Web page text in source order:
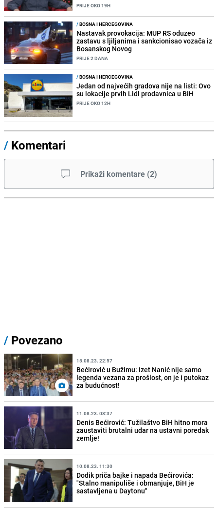
PRIJE OKO 19H
/BOSNA I HERCEGOVINA
Nastavak provokacija: MUP RS oduzeo
zastavu s ljiljanima i sankcionisao vozača iz
Bosanskog Novog
PRIJE 2 DANA
/BOSNA I HERCEGOVINA
Jedan od najvećih gradova nije na listi: Ovo
su lokacije prvih Lidl prodavnica u BiH
PRIJE OKO 12H
/ Komentari
Prikaži komentare (2)
/ Povezano
15.08.23. 22:57
Bećirović u Bužimu: Izet Nanić nije samo
legenda vezana za prošlost, on je i putokaz
za budućnost!
11.08.23. 08:37
Denis Bećirović: Tužilaštvo BiH hitno mora
zaustaviti brutalni udar na ustavni poredak
zemlje!
10.08.23. 11:30
Dodik priča bajke i napada Bećirovića:
"Stalno manipuliše i obmanjuje, BiH je
sastavljena u Daytonu"